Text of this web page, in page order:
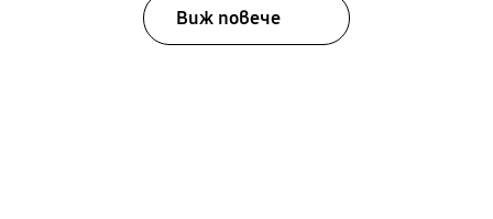
Виж повече